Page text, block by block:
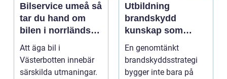
Bilservice umeå så
tar du hand om
bilen i norrländskt
klimat
Att äga bil i
Västerbotten innebär
särskilda utmaningar.
Utbildning
brandskydd
kunskap som
räddar liv och
skyddar
verksamheter
En genomtänkt
brandskyddsstrategi
bygger inte bara på